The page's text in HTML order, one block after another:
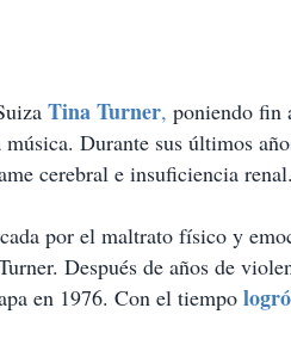
Tina Turner, poniendo fin
Durante sus últimos
cerebral e insuficiencia renal.
por el maltrato físico y
Después de años de
en 1976. Con el tiempo